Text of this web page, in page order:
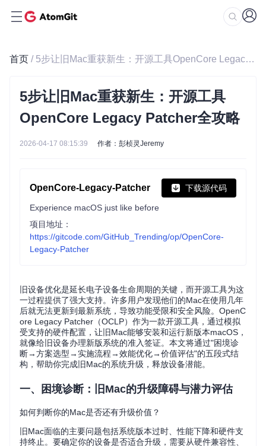
首页 / 5步让旧Mac重获新生：开源工具OpenCore Legacy Patcher全攻略
5步让旧Mac重获新生：开源工具
OpenCore Legacy Patcher全攻略
2026-04-17 08:15:39 作者：彭桢灵Jeremy
OpenCore-Legacy-Patcher 下载源代码
Experience macOS just like before
项目地址：
https://gitcode.com/GitHub_Trending/op/OpenCore-
Legacy-Patcher
旧设备优化是延长电子设备生命周期的关键，而开源工具为这
一过程提供了强大支持。许多用户发现他们的Mac在使用几年
后就无法更新到最新系统，导致功能受限和安全风险。OpenC
ore Legacy Patcher（OCLP）作为一款开源工具，通过模拟
受支持的硬件配置，让旧Mac能够安装和运行新版本macOS，
就像给旧设备办理新版系统的准入签证。本文将通过"困境诊
断→方案选型→实施流程→效能优化→价值评估"的五段式结
构，帮助你完成旧Mac的系统升级，释放设备潜能。
一、困境诊断：旧Mac的升级障碍与潜力评估
如何判断你的Mac是否还有升级价值？
旧Mac面临的主要问题包括系统版本过时、性能下降和硬件支
持终止。要确定你的设备是否适合升级，需要从硬件兼容性、